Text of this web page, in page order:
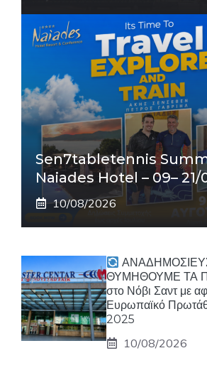
Sen7tabletennis
Naiades Hotel – 09– 21/
10/08/2026
ΘΥΜΗΘΟΥΜΕ ΤΑ
στο Νόβι Σαντ με
Ευρωπαϊκό
2025
10/08/2026